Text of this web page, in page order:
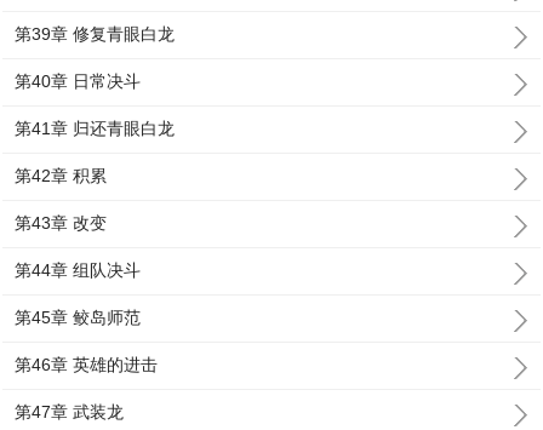
第39章 修复青眼白龙
第40章 日常决斗
第41章 归还青眼白龙
第42章 积累
第43章 改变
第44章 组队决斗
第45章 鲛岛师范
第46章 英雄的进击
第47章 武装龙